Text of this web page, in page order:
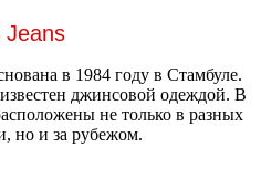
Jeans
в 1984 году в Стамбуле.
джинсовой одеждой. В
не только в разных
но и за рубежом.